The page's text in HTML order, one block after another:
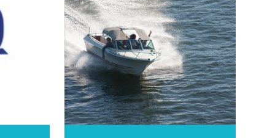
DÉCOUVRIR